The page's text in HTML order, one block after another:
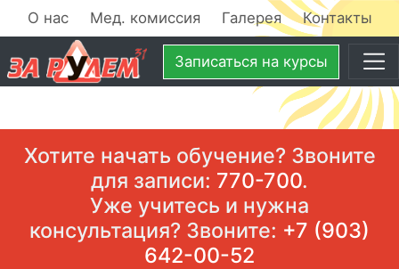
О нас Мед. комиссия Галерея Контакты
Записаться на курсы
Хотите начать обучение? Звоните
для записи: 770-700.
Уже учитесь и нужна
консультация? Звоните: +7 (903)
642-00-52